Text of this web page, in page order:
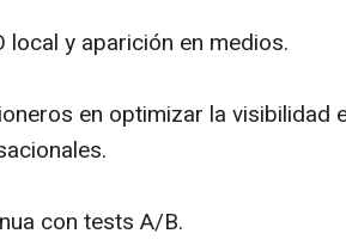
local y aparición en medios.
en optimizar la visibilidad
con tests A/B.